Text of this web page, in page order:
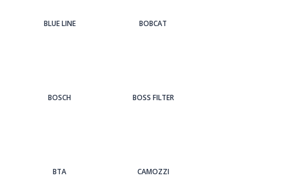
BLUE LINE BOBCAT
BOSCH BOSS FILTER
BTA CAMOZZI